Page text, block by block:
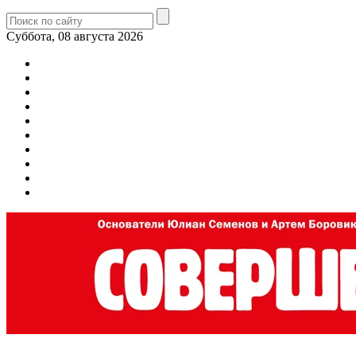
Суббота, 08 августа 2026